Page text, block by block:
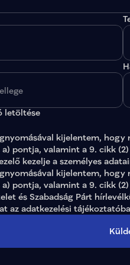
letöltése
kijelentem, hogy
a) pontja, valamint a 9. cikk
kezelje a személyes
kijelentem, hogy
a) pontja, valamint a 9. cikk
és Szabadság Párt
az adatkezelési